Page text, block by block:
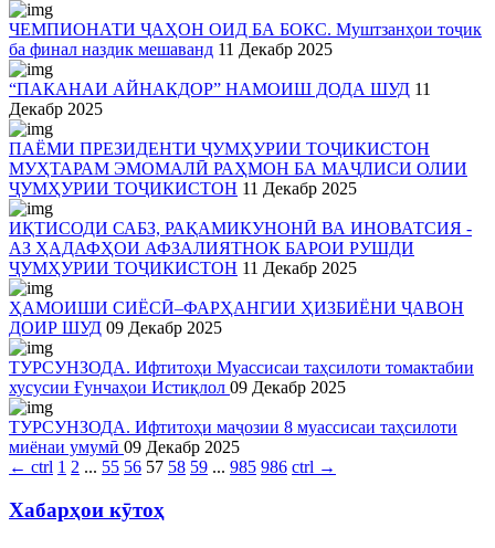
ЧЕМПИОНАТИ ҶАҲОН ОИД БА БОКС. Муштзанҳои тоҷик
ба финал наздик мешаванд 11 Декабр 2025
“ПАКАНАИ АЙНАКДОР” НАМОИШ ДОДА ШУД 11
Декабр 2025
ПАЁМИ ПРЕЗИДЕНТИ ҶУМҲУРИИ ТОҶИКИСТОН
МУҲТАРАМ ЭМОМАЛӢ РАҲМОН БА МАҶЛИСИ ОЛИИ
ҶУМҲУРИИ ТОҶИКИСТОН 11 Декабр 2025
ИҚТИСОДИ САБЗ, РАҚАМИКУНОНӢ ВА ИНОВАТСИЯ -
АЗ ҲАДАФҲОИ АФЗАЛИЯТНОК БАРОИ РУШДИ
ҶУМҲУРИИ ТОҶИКИСТОН 11 Декабр 2025
ҲАМОИШИ СИЁСӢ–ФАРҲАНГИИ ҲИЗБИЁНИ ҶАВОН
ДОИР ШУД 09 Декабр 2025
ТУРСУНЗОДА. Ифтитоҳи Муассисаи таҳсилоти томактабии
хусусии Ғунчаҳои Истиқлол 09 Декабр 2025
ТУРСУНЗОДА. Ифтитоҳи маҷозии 8 муассисаи таҳсилоти
миёнаи умумӣ 09 Декабр 2025
← ctrl 1 2 ... 55 56 57 58 59 ... 985 986 ctrl →
Хабарҳои кӯтоҳ